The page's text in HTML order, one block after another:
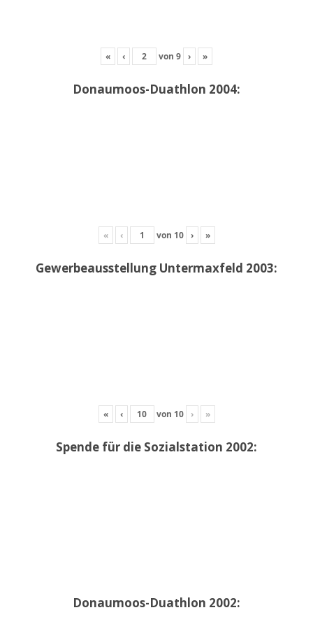
« ‹ von 9 › »
Donaumoos-Duathlon 2004:
« ‹ von 10 › »
Gewerbeausstellung Untermaxfeld 2003:
« ‹ von 10 › »
Spende für die Sozialstation 2002:
Donaumoos-Duathlon 2002: